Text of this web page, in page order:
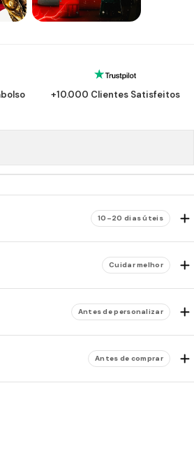
+10.000 Clientes Satisfeitos
10–20 dias úteis
Cuidar melhor
Antes de personalizar
Antes de comprar